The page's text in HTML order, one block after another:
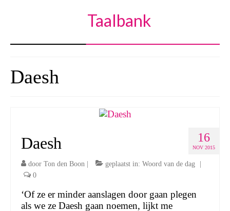
Taalbank
Daesh
16
NOV 2015
Daesh
door Ton den Boon | geplaatst in: Woord van de dag
|
0
‘Of ze er minder aanslagen door gaan plegen
als we ze Daesh gaan noemen, lijkt me